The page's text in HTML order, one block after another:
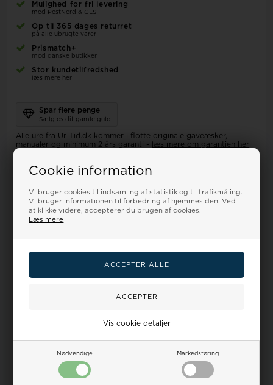
Cookie information
Vi bruger cookies til indsamling af statistik og til trafikmåling.
Vi bruger informationen til forbedring af hjemmesiden. Ved
at klikke videre, accepterer du brugen af cookies.
Læs mere
Nødvendige Markedsføring
Vis cookie detaljer
Mulighed for fri levering
med PostNord & GLS
Op til 365 dages returret
på alle ubrugte varer
Prismatch+
mod danske butikker
Stor kundetilfredshed
læs mere her
Spar flere penge
Sælg os dit gamle guld
Alle ure fra Ur-Tid.dk kommer i flotte originale gaveæsker,
manualer og minimum 2 års garanti -
læs mere om garantien her
Er dit nye ur med lænke, så tilpasser vi den gerne gratis - du skal
PRISGARANTI-læs mere om det her
Dansk Webshop - vi senderalt fra Danmark!
Prisgaranti, vi matcher alle priser -